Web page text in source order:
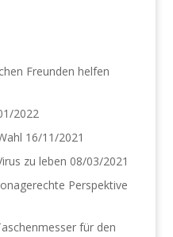
Freunden helfen
2022
16/11/2021
zu leben 08/03/2021
Perspektive
für den